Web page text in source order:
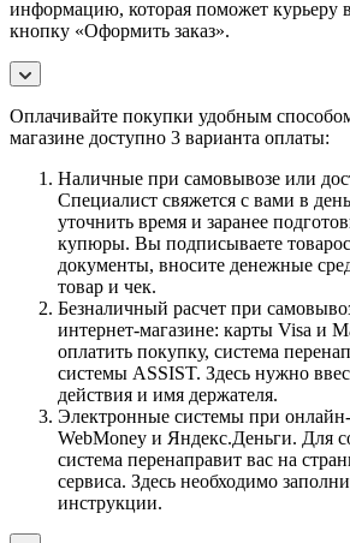
информацию, которая поможет курьеру
кнопку «Оформить заказ».
Оплачивайте покупки удобным
магазине доступно 3 варианта оплаты:
Наличные при самовывозе или
Специалист свяжется с вами в
уточнить время и заранее
купюры. Вы подписываете
документы, вносите денежные
товар и чек.
Безналичный расчет при
интернет-магазине: карты Visa и
оплатить покупку, система
системы ASSIST. Здесь нужно
действия и имя держателя.
Электронные системы при онлайн-
WebMoney и Яндекс.Деньги. Для
система перенаправит вас на
сервиса. Здесь необходимо
инструкции.